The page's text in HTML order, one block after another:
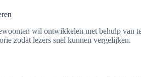
wil ontwikkelen met behulp
zodat lezers snel kunnen vergelijken.